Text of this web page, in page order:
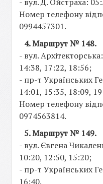
Номер телефону
0994457301.
4. Маршрут № 148.
- вул.
14:38, 17:22, 18:56;
- пр-т Українських
14:01, 15:35, 18:09,
Номер телефону
0974563814.
5. Маршрут № 149.
- вул. Євгена
10:20, 12:50, 15:20;
- пр-т Українських
16:40.